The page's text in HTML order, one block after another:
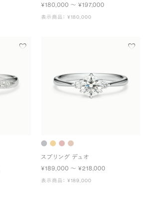
¥180,000 〜 ¥197,000
表示商品： ¥180,000
スプリング デュオ
¥189,000 〜 ¥218,000
表示商品： ¥189,000